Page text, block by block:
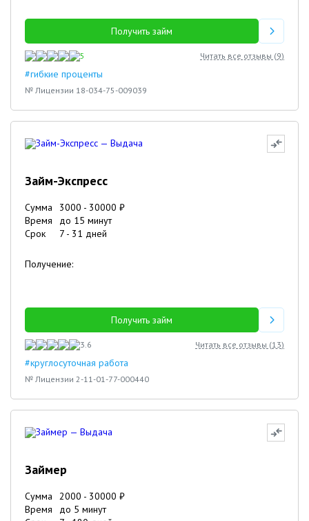
Получить займ
5 Читать все отзывы (9)
#гибкие проценты
№ Лицензии 18-034-75-009039
Займ-Экспресс
Сумма 3000 - 30000 ₽
Время
до 15 минут
Срок
7 - 31 дней
Получение:
Получить займ
3.6 Читать все отзывы (13)
#круглосуточная работа
№ Лицензии 2-11-01-77-000440
Займер
Сумма 2000 - 30000 ₽
Время
до 5 минут